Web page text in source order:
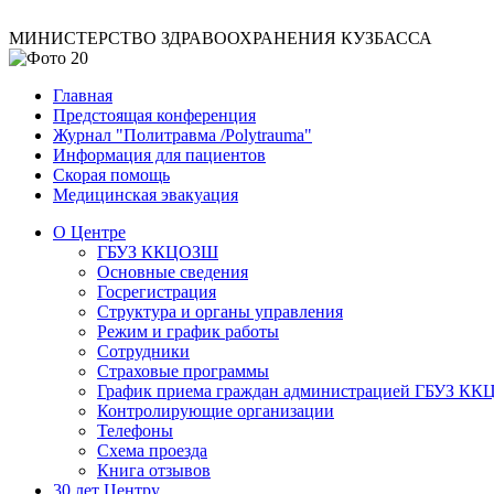
МИНИСТЕРСТВО ЗДРАВООХРАНЕНИЯ КУЗБАССА
Главная
Предстоящая конференция
Журнал "Политравма /Polytrauma"
Информация для пациентов
Скорая помощь
Медицинская эвакуация
О Центре
ГБУЗ ККЦОЗШ
Основные сведения
Госрегистрация
Структура и органы управления
Режим и график работы
Сотрудники
Страховые программы
График приема граждан администрацией ГБУЗ
Контролирующие организации
Телефоны
Схема проезда
Книга отзывов
30 лет Центру